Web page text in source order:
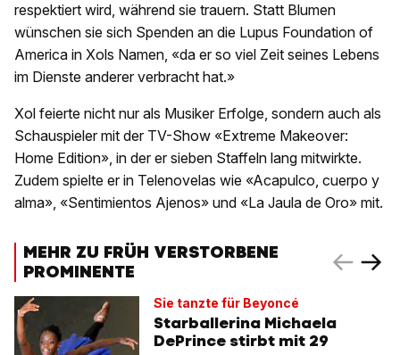
respektiert wird, während sie trauern. Statt Blumen
wünschen sie sich Spenden an die Lupus Foundation of
America in Xols Namen, «da er so viel Zeit seines Lebens
im Dienste anderer verbracht hat.»
Xol feierte nicht nur als Musiker Erfolge, sondern auch als
Schauspieler mit der TV-Show «Extreme Makeover:
Home Edition», in der er sieben Staffeln lang mitwirkte.
Zudem spielte er in Telenovelas wie «Acapulco, cuerpo y
alma», «Sentimientos Ajenos» und «La Jaula de Oro» mit.
MEHR ZU FRÜH VERSTORBENE
PROMINENTE
Sie tanzte für Beyoncé
Starballerina Michaela
DePrince stirbt mit 29